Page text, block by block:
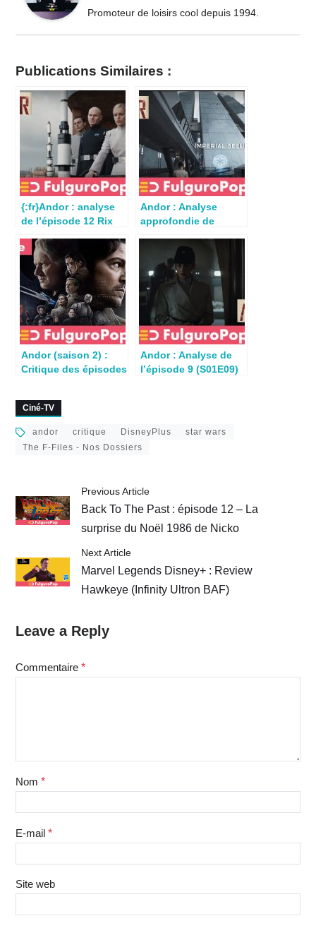
Promoteur de loisirs cool depuis 1994.
Publications Similaires :
{:fr}Andor : analyse
de l’épisode 12 Rix
{:en}Andor :{:}
Andor : Analyse
approfondie de
Andor (saison 2) :
Critique des épisodes
Andor : Analyse de
l’épisode 9 (S01E09)
Ciné-TV
andor critique DisneyPlus
star wars
The F-Files - Nos Dossiers
Previous Article
Back To The Past : épisode 12 – La
surprise du Noël 1986 de Nicko
Next Article
Marvel Legends Disney+ : Review
Hawkeye (Infinity Ultron BAF)
Leave a Reply
Commentaire *
Nom *
E-mail *
Site web